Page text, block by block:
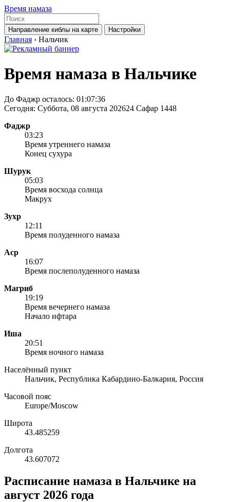
Время намаза
Направление киблы на карте Настройки
Главная › Нальчик
Время намаза в Нальчике
До Фаджр осталось: 01:07:36
Сегодня: Суббота, 08 августа 202624 Сафар 1448
Фаджр
03:23
Время утреннего намаза
Конец сухура
Шурук
05:03
Время восхода солнца
Макрух
Зухр
12:11
Время полуденного намаза
Аср
16:07
Время послеполуденного намаза
Магриб
19:19
Время вечернего намаза
Начало ифтара
Иша
20:51
Время ночного намаза
Населённый пункт
Нальчик, Республика Кабардино-Балкария, Россия
Часовой пояс
Europe/Moscow
Широта
43.485259
Долгота
43.607072
Расписание намаза в Нальчике на
август 2026 года